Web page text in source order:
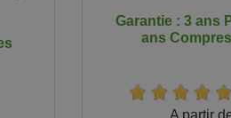
Garantie : 3 ans
ans
A partir